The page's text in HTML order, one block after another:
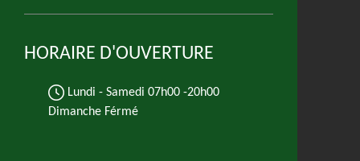
HORAIRE D'OUVERTURE
Lundi - Samedi 07h00 -20h00
Dimanche Férmé